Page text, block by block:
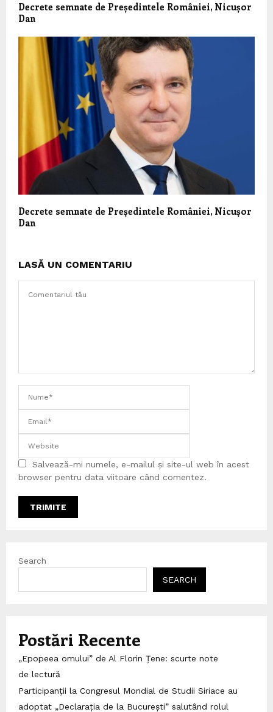
Decrete semnate de Președintele României, Nicușor
Dan
Decrete semnate de Președintele României, Nicușor
Dan
LASĂ UN COMENTARIU
Salvează-mi numele, e-mailul și site-ul web în acest
browser pentru data viitoare când comentez.
Search
SEARCH
Postări Recente
„Epopeea omului” de Al Florin Țene: scurte note
de lectură
Participanții la Congresul Mondial de Studii Siriace au
adoptat „Declarația de la București” salutând rolul